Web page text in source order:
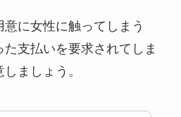
に女性に触ってしまう
支払いを要求されてしま
ましょう。